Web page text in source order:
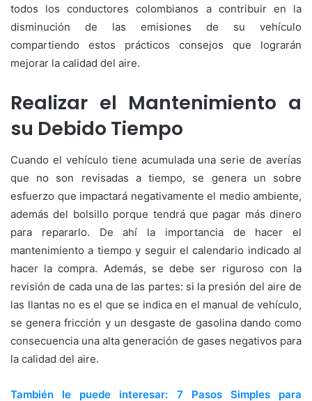
todos los conductores colombianos a contribuir en la
disminución de las emisiones de su vehículo
compartiendo estos prácticos consejos que lograrán
mejorar la calidad del aire.
Realizar el Mantenimiento a
su Debido Tiempo
Cuando el vehículo tiene acumulada una serie de averías
que no son revisadas a tiempo, se genera un sobre
esfuerzo que impactará negativamente el medio ambiente,
además del bolsillo porque tendrá que pagar más dinero
para repararlo. De ahí la importancia de hacer el
mantenimiento a tiempo y seguir el calendario indicado al
hacer la compra. Además, se debe ser riguroso con la
revisión de cada una de las partes: si la presión del aire de
las llantas no es el que se indica en el manual de vehículo,
se genera fricción y un desgaste de gasolina dando como
consecuencia una alta generación de gases negativos para
la calidad del aire.
También le puede interesar: 7 Pasos Simples para